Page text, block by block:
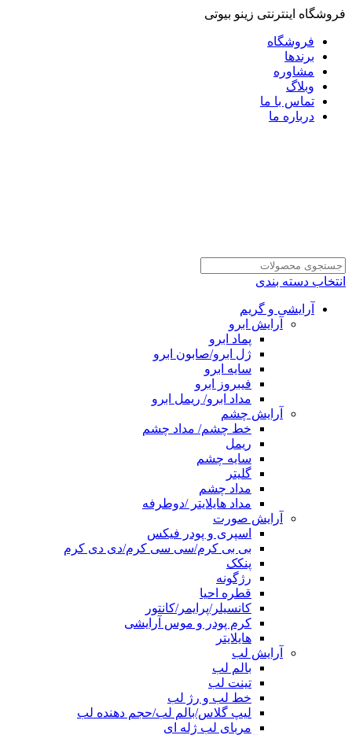
فروشگاه اینترنتی زینو بیوتی
فروشگاه
برندها
مشاوره
وبلاگ
تماس با ما
درباره ما
انتخاب دسته بندی
آرایشی و گریم
آرایش ابرو
پماد ابرو
ژل ابرو/صابون ابرو
سایه ابرو
فیبروز ابرو
مداد ابرو/ ریمل ابرو
آرایش چشم
خط چشم/ مداد چشم
ریمل
سایه چشم
گلیتر
مداد چشم
مداد هایلایتر /دوطرفه
آرایش صورت
اسپری و پودر فیکس
بی بی کرم/سی سی کرم/دی دی کرم
پنکک
رژگونه
قطره احیا
کانسیلر/پرایمر/کانتور
کرم پودر و موس آرایشی
هایلایتر
آرایش لب
بالم لب
تینت لب
خط لب و رژ لب
لیپ گلاس/بالم لب/حجم دهنده لب
مربای لب ژله ای